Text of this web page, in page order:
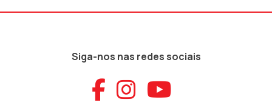
Siga-nos nas redes sociais
Aceder ao
Aceder ao
Aceder